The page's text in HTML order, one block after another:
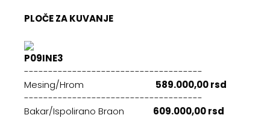
PLOČE ZA KUVANJE
P09INE3
-------------------------------------
Mesing/Hrom
589.000,00 rsd
-------------------------------------
Bakar/Ispolirano Braon
609.000,00 rsd